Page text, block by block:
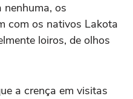
nenhuma, os
com os nativos Lakota
loiros, de olhos
a crença em visitas